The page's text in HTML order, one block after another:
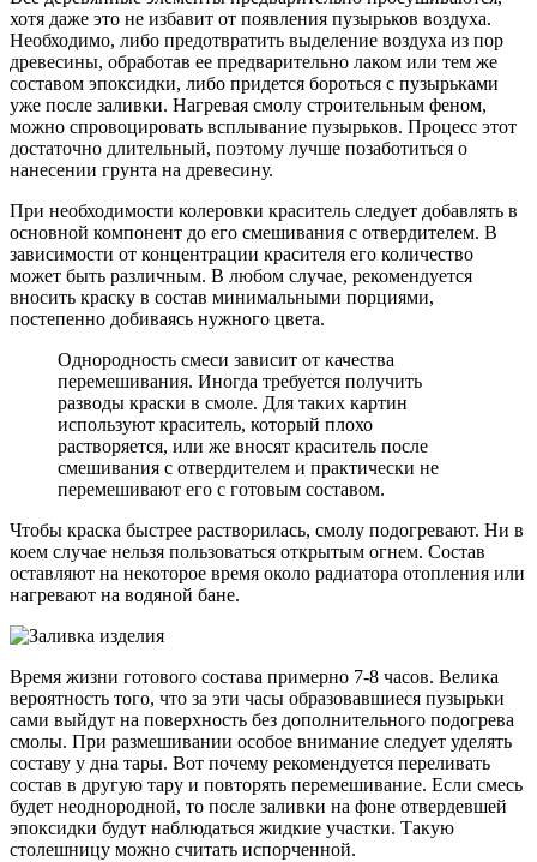
хотя даже это не избавит от появления пузырьков воздуха.
Необходимо, либо предотвратить выделение воздуха из пор
древесины, обработав ее предварительно лаком или тем же
составом эпоксидки, либо придется бороться с пузырьками
уже после заливки. Нагревая смолу строительным феном,
можно спровоцировать всплывание пузырьков. Процесс этот
достаточно длительный, поэтому лучше позаботиться о
нанесении грунта на древесину.
При необходимости колеровки краситель следует добавлять в
основной компонент до его смешивания с отвердителем. В
зависимости от концентрации красителя его количество
может быть различным. В любом случае, рекомендуется
вносить краску в состав минимальными порциями,
постепенно добиваясь нужного цвета.
Однородность смеси зависит от качества
перемешивания. Иногда требуется получить
разводы краски в смоле. Для таких картин
используют краситель, который плохо
растворяется, или же вносят краситель после
смешивания с отвердителем и практически не
перемешивают его с готовым составом.
Чтобы краска быстрее растворилась, смолу подогревают. Ни в
коем случае нельзя пользоваться открытым огнем. Состав
оставляют на некоторое время около радиатора отопления или
нагревают на водяной бане.
Время жизни готового состава примерно 7-8 часов. Велика
вероятность того, что за эти часы образовавшиеся пузырьки
сами выйдут на поверхность без дополнительного подогрева
смолы. При размешивании особое внимание следует уделять
составу у дна тары. Вот почему рекомендуется переливать
состав в другую тару и повторять перемешивание. Если смесь
будет неоднородной, то после заливки на фоне отвердевшей
эпоксидки будут наблюдаться жидкие участки. Такую
столешницу можно считать испорченной.